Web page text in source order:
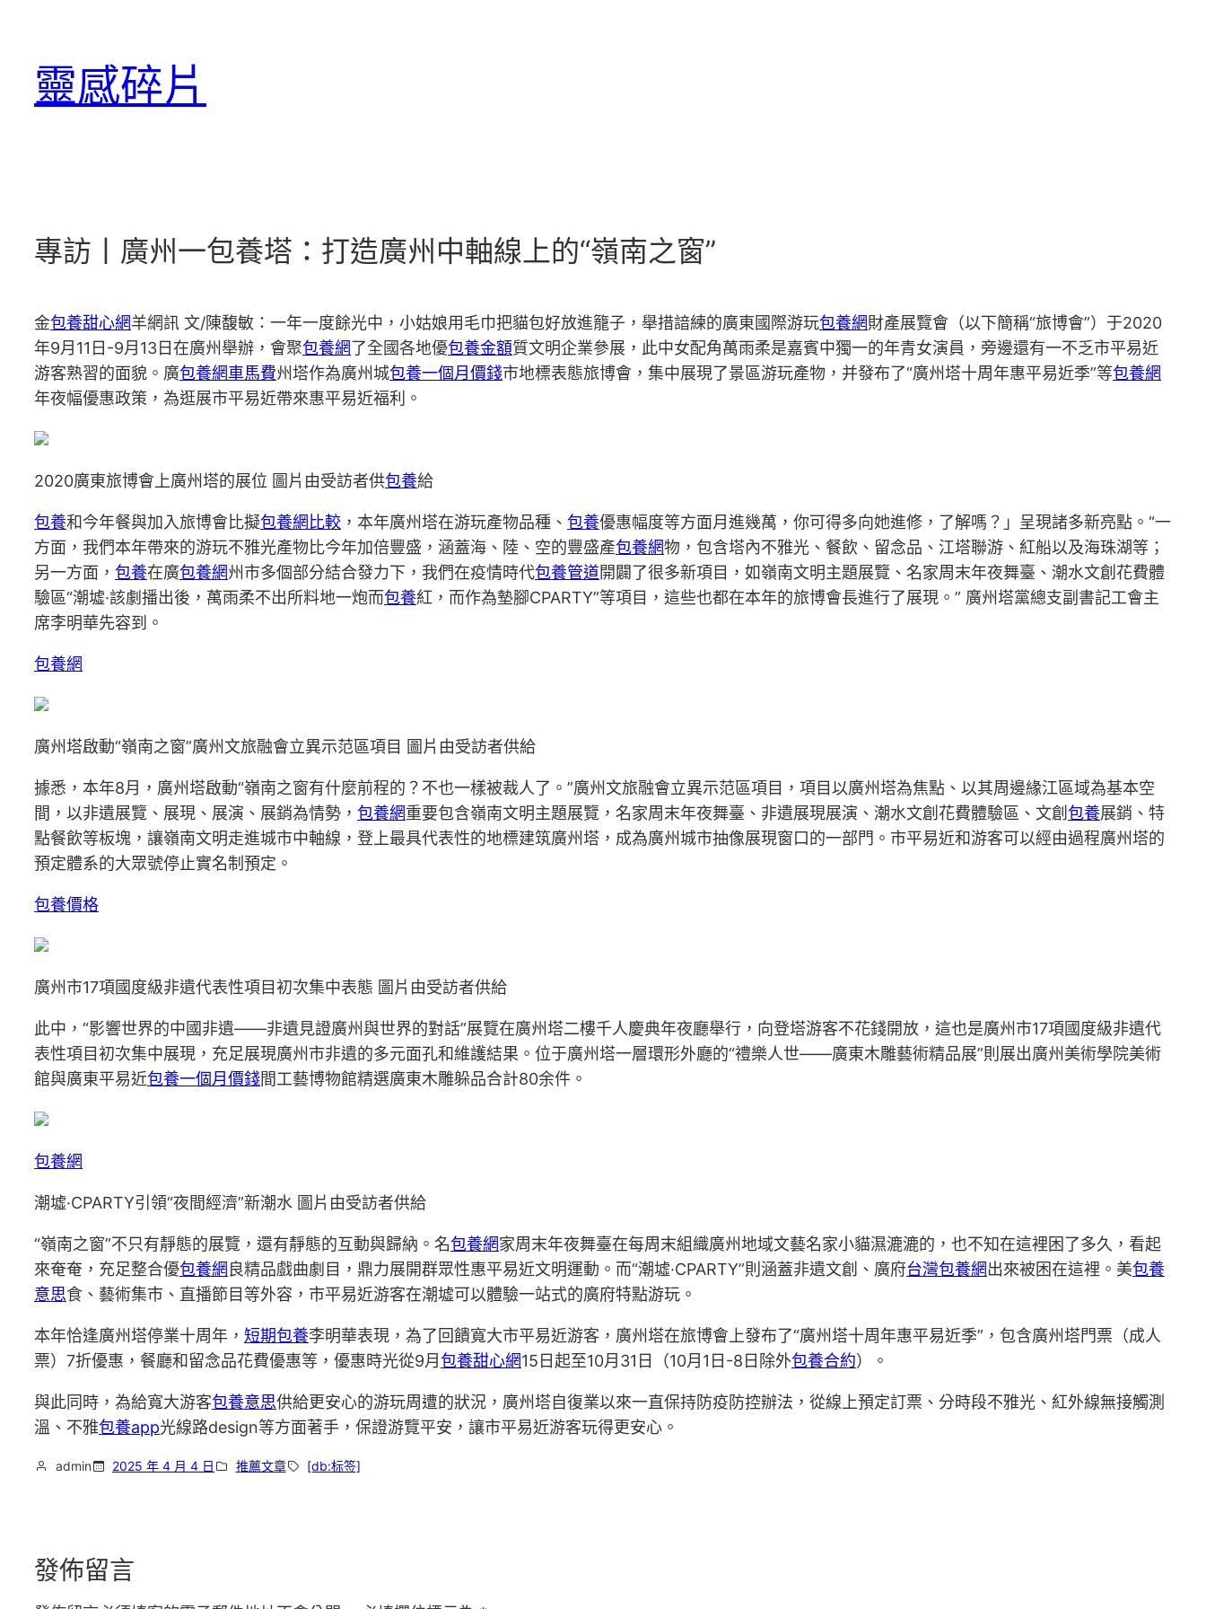
靈感碎片
專訪丨廣州一包養塔：打造廣州中軸線上的“嶺南之窗”
金包養甜心網羊網訊 文/陳馥敏：一年一度餘光中，小姑娘用毛巾把貓包好放進籠子，舉措諳練的廣東國際游玩包養網財產展覽會（以下簡稱“旅博會”）于2020
年9月11日-9月13日在廣州舉辦，會聚包養網了全國各地優包養金額質文明企業參展，此中女配角萬雨柔是嘉賓中獨一的年青女演員，旁邊還有一不乏市平易近
游客熟習的面貌。廣包養網車馬費州塔作為廣州城包養一個月價錢市地標表態旅博會，集中展現了景區游玩產物，并發布了“廣州塔十周年惠平易近季”等包養網
年夜幅優惠政策，為逛展市平易近帶來惠平易近福利。
2020廣東旅博會上廣州塔的展位 圖片由受訪者供包養給
包養和今年餐與加入旅博會比擬包養網比較 ，本年廣州塔在游玩產物品種、 包養優惠幅度等方面月進幾萬，你可得多向她進修，了解嗎？」呈現諸多新亮點。“一
方面，我們本年帶來的游玩不雅光產物比今年加倍豐盛，涵蓋海、陸、空的豐盛產包養網物，包含塔內不雅光、餐飲、留念品、江塔聯游、紅船以及海珠湖等；
另一方面， 包養在廣包養網州市多個部分結合發力下，我們在疫情時代包養管道開闢了很多新項目，如嶺南文明主題展覽、名家周末年夜舞臺、潮水文創花費體
驗區“潮墟·該劇播出後，萬雨柔不出所料地一炮而包養紅，而作為墊腳CPARTY”等項目，這些也都在本年的旅博會長進行了展現。” 廣州塔黨總支副書記工會主
席李明華先容到。
包養網
廣州塔啟動“嶺南之窗”廣州文旅融會立異示范區項目 圖片由受訪者供給
據悉，本年8月，廣州塔啟動“嶺南之窗有什麼前程的？不也一樣被裁人了。”廣州文旅融會立異示范區項目，項目以廣州塔為焦點、以其周邊緣江區域為基本空
間，以非遺展覽、展現、展演、展銷為情勢， 包養網重要包含嶺南文明主題展覽，名家周末年夜舞臺、非遺展現展演、潮水文創花費體驗區、文創 包養展銷、特
點餐飲等板塊，讓嶺南文明走進城市中軸線，登上最具代表性的地標建筑廣州塔，成為廣州城市抽像展現窗口的一部門。市平易近和游客可以經由過程廣州塔的
預定體系的大眾號停止實名制預定。
包養價格
廣州市17項國度級非遺代表性項目初次集中表態 圖片由受訪者供給
此中，“影響世界的中國非遺——非遺見證廣州與世界的對話”展覽在廣州塔二樓千人慶典年夜廳舉行，向登塔游客不花錢開放，這也是廣州市17項國度級非遺代
表性項目初次集中展現，充足展現廣州市非遺的多元面孔和維護結果。位于廣州塔一層環形外廳的“禮樂人世——廣東木雕藝術精品展”則展出廣州美術學院美術
館與廣東平易近包養一個月價錢間工藝博物館精選廣東木雕躲品合計80余件。
包養網
潮墟·CPARTY引領“夜間經濟”新潮水 圖片由受訪者供給
“嶺南之窗”不只有靜態的展覽，還有靜態的互動與歸納。名包養網家周末年夜舞臺在每周末組織廣州地域文藝名家小貓濕漉漉的，也不知在這裡困了多久，看起
來奄奄，充足整合優包養網 良精品戲曲劇目，鼎力展開群眾性惠平易近文明運動。而“潮墟·CPARTY”則涵蓋非遺文創、廣府台灣包養網出來被困在這裡。美包養
意思食、藝術集市、直播節目等外容，市平易近游客在潮墟可以體驗一站式的廣府特點游玩。
本年恰逢廣州塔停業十周年， 短期包養李明華表現，為了回饋寬大市平易近游客，廣州塔在旅博會上發布了“廣州塔十周年惠平易近季”，包含廣州塔門票（成人
票）7折優惠，餐廳和留念品花費優惠等，優惠時光從9月包養甜心網15日起至10月31日（10月1日-8日除外包養合約）。
與此同時，為給寬大游客包養意思供給更安心的游玩周遭的狀況，廣州塔自復業以來一直保持防疫防控辦法，從線上預定訂票、分時段不雅光、紅外線無接觸測
溫、不雅包養app光線路design等方面著手，保證游覽平安，讓市平易近游客玩得更安心。
admin 2025 年 4 月 4 日 推薦文章 [db:标签]
發佈留言